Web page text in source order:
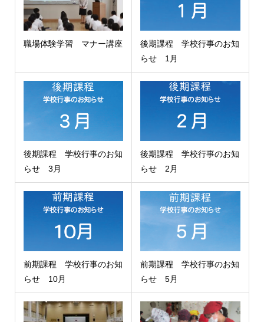
職場体験学習 マナー講座
後期課程 学校行事のお知
らせ 1月
後期課程 学校行事のお知
らせ 3月
後期課程 学校行事のお知
らせ 2月
前期課程 学校行事のお知
らせ 10月
前期課程 学校行事のお知
らせ 5月